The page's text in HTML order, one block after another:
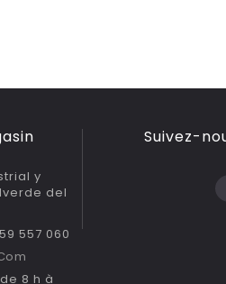
y
del
557 060
8 h à
Suivez-